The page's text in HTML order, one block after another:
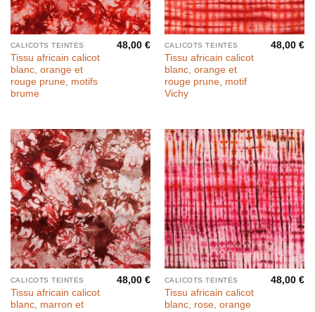
CALICOTS TEINTÉS
Tissu africain calicot
blanc, orange et
rouge prune, motifs
brume
48,00€ CALICOTS TEINTÉS
Tissu africain calicot
blanc, orange et
rouge prune, motif
Vichy
48,00€
CALICOTS TEINTÉS
Tissu africain calicot
blanc, marron et
48,00€ CALICOTS TEINTÉS
Tissu africain calicot
blanc, rose, orange
48,00€